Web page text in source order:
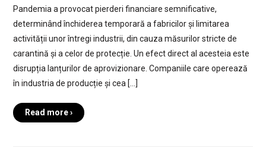
Pandemia a provocat pierderi financiare semnificative,
determinând închiderea temporară a fabricilor și limitarea
activității unor întregi industrii, din cauza măsurilor stricte de
carantină și a celor de protecție. Un efect direct al acesteia este
disrupția lanțurilor de aprovizionare. Companiile care operează
în industria de producție și cea […]
Read more ›